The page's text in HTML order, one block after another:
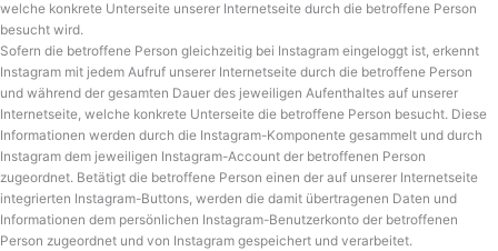
welche konkrete Unterseite unserer Internetseite durch die betroffene Person
besucht wird.
Sofern die betroffene Person gleichzeitig bei Instagram eingeloggt ist, erkennt
Instagram mit jedem Aufruf unserer Internetseite durch die betroffene Person
und während der gesamten Dauer des jeweiligen Aufenthaltes auf unserer
Internetseite, welche konkrete Unterseite die betroffene Person besucht. Diese
Informationen werden durch die Instagram-Komponente gesammelt und durch
Instagram dem jeweiligen Instagram-Account der betroffenen Person
zugeordnet. Betätigt die betroffene Person einen der auf unserer Internetseite
integrierten Instagram-Buttons, werden die damit übertragenen Daten und
Informationen dem persönlichen Instagram-Benutzerkonto der betroffenen
Person zugeordnet und von Instagram gespeichert und verarbeitet.